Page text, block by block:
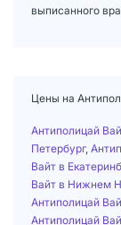
выписанного
Цены на
Антиполицай
Петербург,
Вайт в
Вайт в Нижнем
Антиполицай
Антиполицай